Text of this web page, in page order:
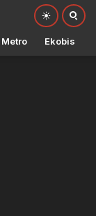
Metro Ekobis